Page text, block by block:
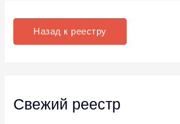
Назад к реестру
Свежий реестр